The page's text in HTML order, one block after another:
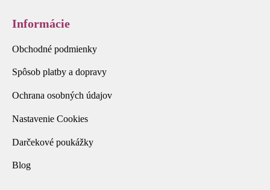
Informácie
Obchodné podmienky
Spôsob platby a dopravy
Ochrana osobných údajov
Nastavenie Cookies
Darčekové poukážky
Blog